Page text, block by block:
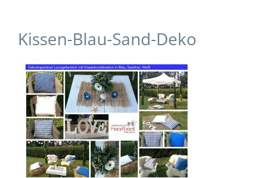
Kissen-Blau-Sand-Deko